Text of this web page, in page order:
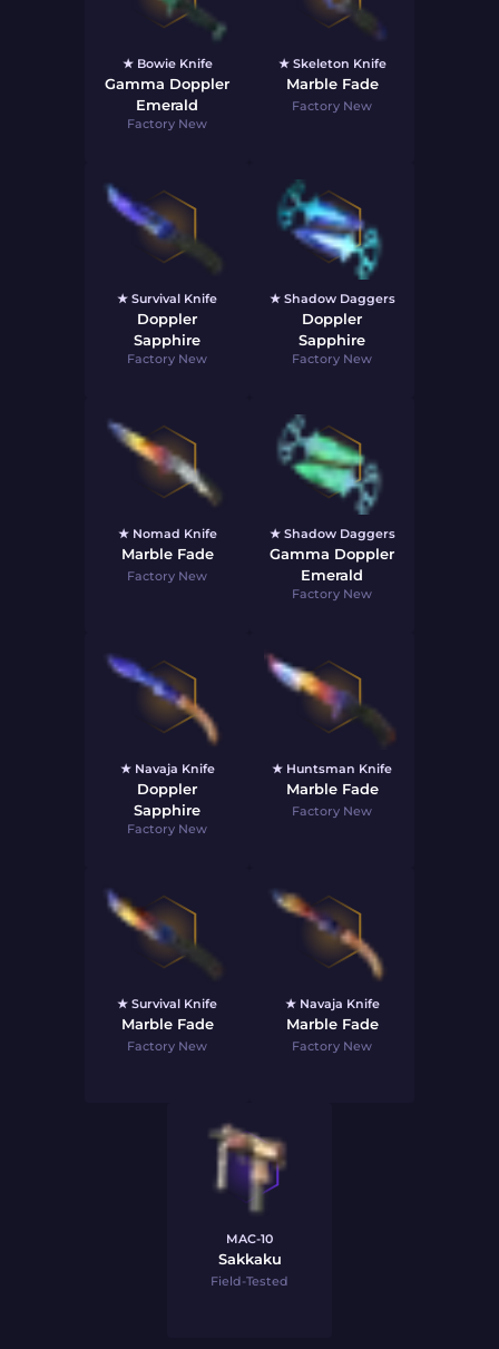
★ Bowie Knife
Gamma Doppler
Emerald
Factory New
★ Skeleton Knife
Marble Fade
Factory New
★ Survival Knife
Doppler
Sapphire
Factory New
★ Shadow Daggers
Doppler
Sapphire
Factory New
★ Nomad Knife
Marble Fade
Factory New
★ Shadow Daggers
Gamma Doppler
Emerald
Factory New
★ Navaja Knife
Doppler
Sapphire
Factory New
★ Huntsman Knife
Marble Fade
Factory New
★ Survival Knife
Marble Fade
Factory New
★ Navaja Knife
Marble Fade
Factory New
MAC-10
Sakkaku
Field-Tested